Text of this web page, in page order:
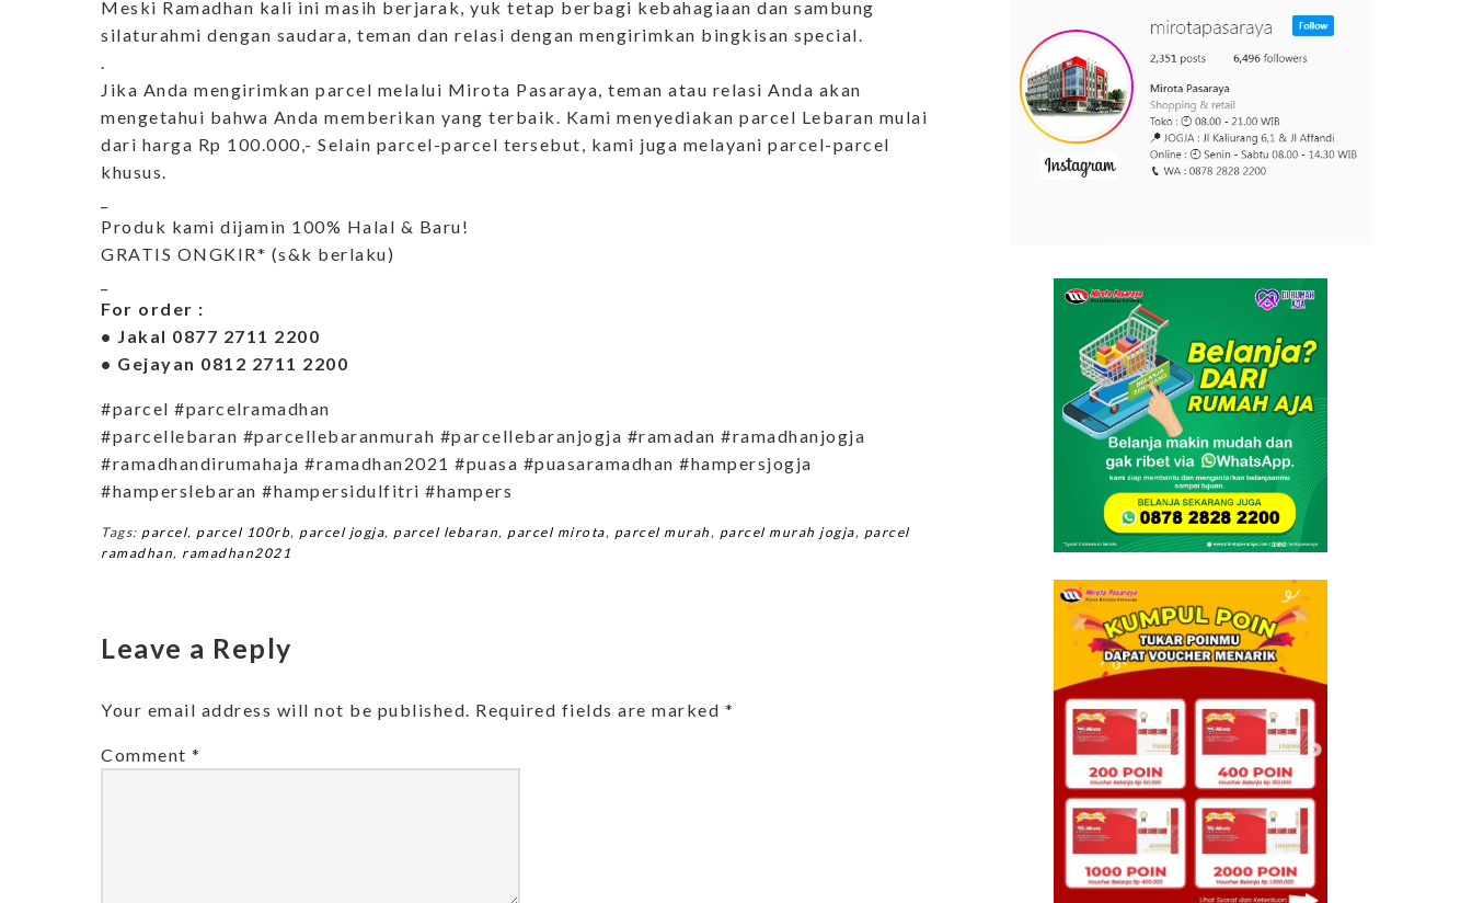
Meski Ramadhan kali ini masih berjarak, yuk tetap berbagi kebahagiaan dan sambung
silaturahmi dengan saudara, teman dan relasi dengan mengirimkan bingkisan special.
Jika Anda mengirimkan parcel melalui Mirota Pasaraya, teman atau relasi Anda akan
mengetahui bahwa Anda memberikan yang terbaik. Kami menyediakan parcel Lebaran mulai
dari harga Rp 100.000,- Selain parcel-parcel tersebut, kami juga melayani parcel-parcel
khusus.
Produk kami dijamin 100% Halal & Baru!
GRATIS ONGKIR* (s&k berlaku)
For order :
• Jakal 0877 2711 2200
• Gejayan 0812 2711 2200
#parcel #parcelramadhan
#parcellebaran #parcellebaranmurah #parcellebaranjogja #ramadan #ramadhanjogja
#ramadhandirumahaja #ramadhan2021 #puasa #puasaramadhan #hampersjogja
#hamperslebaran #hampersidulfitri #hampers
Tags: parcel, parcel 100rb, parcel jogja, parcel lebaran, parcel mirota, parcel murah , parcel murah jogja, parcel
ramadhan, ramadhan2021
Leave a Reply
Your email address will not be published. Required fields are marked *
Comment *